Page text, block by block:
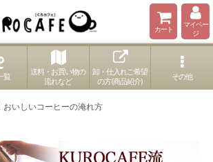
カート
マイペー
ジ
覧
送料・お買い物の
流れなど
卸・仕入れご希望
の方(商品紹介)
その他
おいしいコーヒーの淹れ方